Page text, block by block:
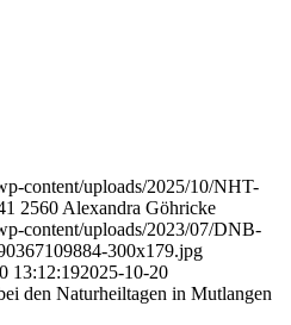
content/uploads/2025/10/NHT-
2560 Alexandra Göhricke
content/uploads/2023/07/DNB-
300x179.jpg
13:12:192025-10-20
den Naturheiltagen in Mutlangen